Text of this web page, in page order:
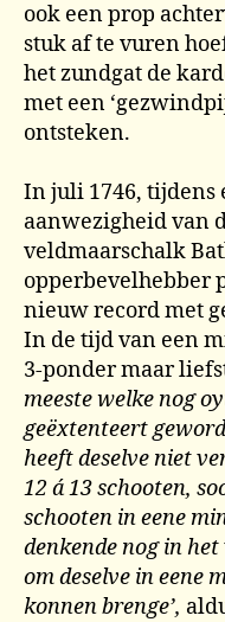
ook een prop
stuk af te vuren
het zundgat de
met een
ontsteken.
In juli 1746, tijdens
aanwezigheid van
veldmaarschalk
opperbevelhebber
nieuw record met
In de tijd van een
3-ponder maar
meeste welke nog
geëxtenteert
heeft deselve niet
12 á 13 schooten,
schooten in eene
denkende nog in
om deselve in eene
konnen brenge’,